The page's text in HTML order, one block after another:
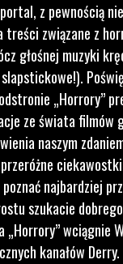
z pewnością
związane z
głośnej muzyki
„Horrory”
ze świata filmów
naszym
najbardziej
szukacie
„Horrory” wciągnie
kanałów Derry.